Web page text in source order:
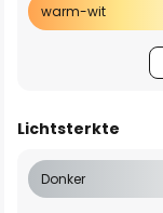
warm-wit
Lichtsterkte
Donker